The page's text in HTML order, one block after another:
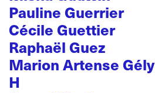
Pauline Guerrier
Cécile Guettier
Raphaël Guez
Marion Artense Gély
H